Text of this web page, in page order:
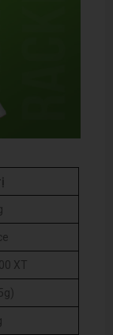
XT